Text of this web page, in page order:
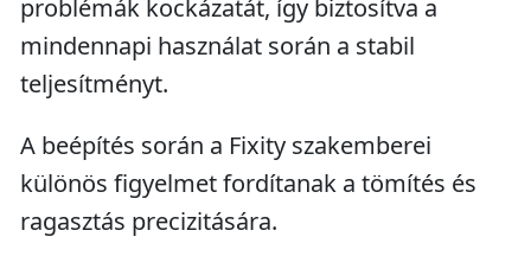
problémák kockázatát, így biztosítva a
mindennapi használat során a stabil
teljesítményt.
A beépítés során a Fixity szakemberei
különös figyelmet fordítanak a tömítés és
ragasztás precizitására.